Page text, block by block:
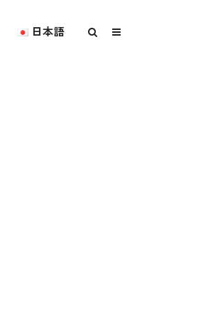
日本語